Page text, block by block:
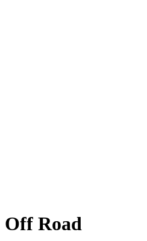
Off Road